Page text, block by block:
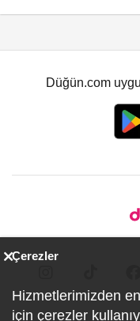
Düğün.com
Çerezler
Hizmetlerimizden
için çerezler